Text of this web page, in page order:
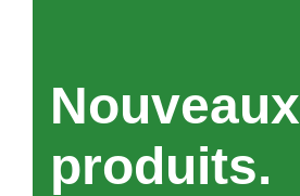
Nouveaux
produits.